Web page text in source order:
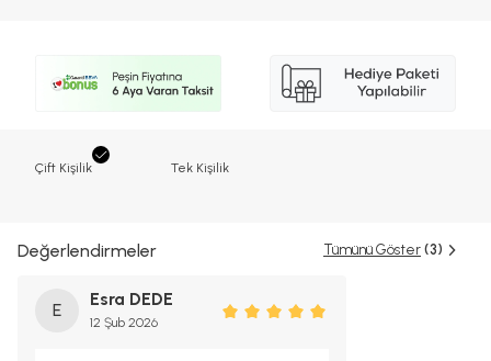
Çift Kişilik Tek Kişilik
Değerlendirmeler Tümünü Göster (3)
E
Esra DEDE
12 Şub 2026